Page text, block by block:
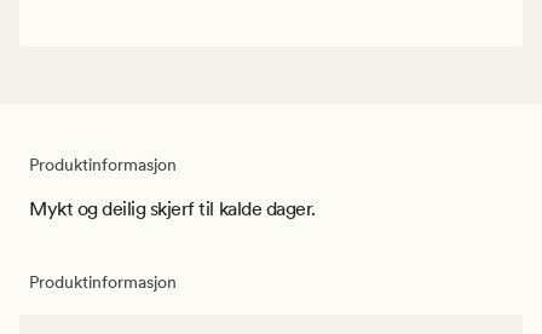
Produktinformasjon
Mykt og deilig skjerf til kalde dager.
Produktinformasjon